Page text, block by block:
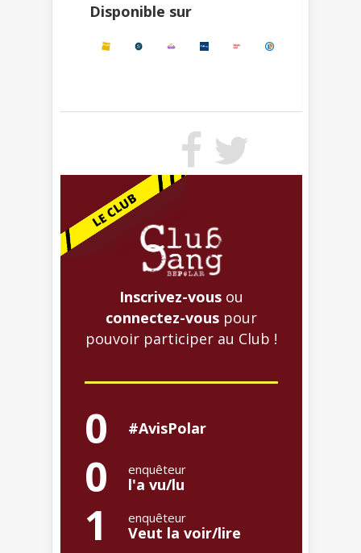
Disponible sur
Inscrivez-vous ou
connectez-vous pour
pouvoir participer au Club !
0 #AvisPolar
0 enquêteur
l'a vu/lu
1 enquêteur
Veut la voir/lire